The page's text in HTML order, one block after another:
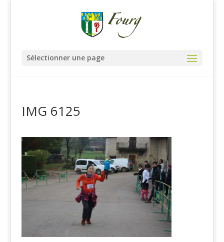
Sélectionner une page
IMG 6125